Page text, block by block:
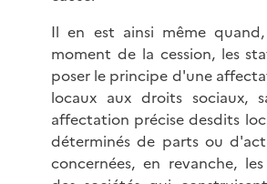
Il en est ainsi même
moment de la cession, les
poser le principe d'une
locaux aux droits sociaux,
affectation précise desdits
déterminés de parts ou
concernées, en revanche,